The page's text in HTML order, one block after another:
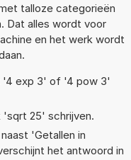
talloze categorieën
Dat alles wordt voor
en het werk wordt
'4 exp 3' of '4 pow 3'
'sqrt 25' schrijven.
'Getallen in
het antwoord in